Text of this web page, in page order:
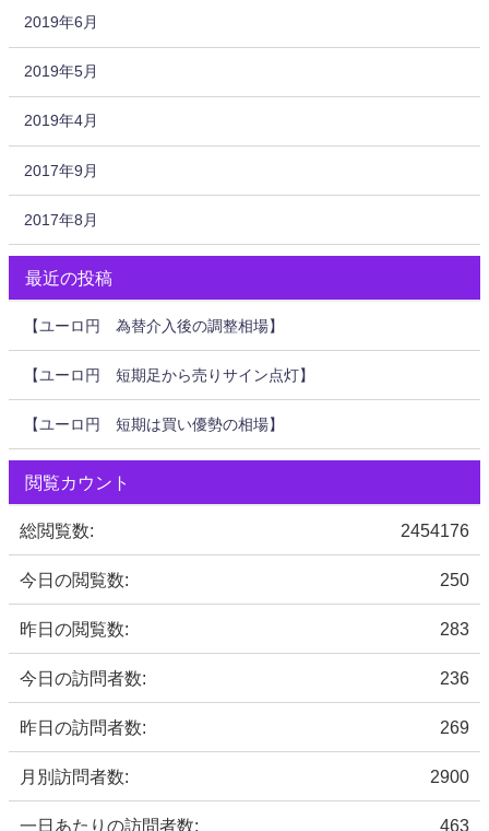
2019年6月
2019年5月
2019年4月
2017年9月
2017年8月
最近の投稿
【ユーロ円 為替介入後の調整相場】
【ユーロ円 短期足から売りサイン点灯】
【ユーロ円 短期は買い優勢の相場】
閲覧カウント
2454176
総閲覧数:
250
今日の閲覧数:
283
昨日の閲覧数:
236
今日の訪問者数:
269
昨日の訪問者数:
2900
月別訪問者数:
463
一日あたりの訪問者数: